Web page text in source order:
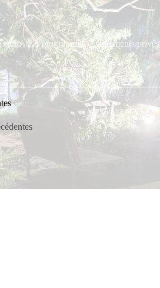
carte Au programme Événements privés